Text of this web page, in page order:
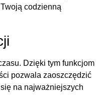
codzienną
Dzięki tym funkcjom
pozwala zaoszczędzić
na najważniejszych